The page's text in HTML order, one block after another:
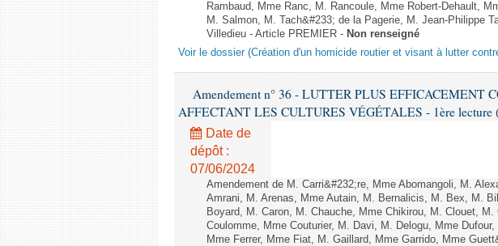
Rambaud, Mme Ranc, M. Rancoule, Mme Robert-Dehault,
M. Salmon, M. Tach&#233; de la Pagerie, M. Jean-Philippe
Villedieu - Article PREMIER - Non renseigné
Voir le dossier (Création d'un homicide routier et visant à lutter
Amendement n° 36 - LUTTER PLUS EFFICACEMENT
AFFECTANT LES CULTURES VÉGÉTALES - 1ère lecture
Date de
dépôt :
07/06/2024
Amendement de M. Carri&#232;re, Mme Abomangoli, M.
Amrani, M. Arenas, Mme Autain, M. Bernalicis, M. Bex, M.
Boyard, M. Caron, M. Chauche, Mme Chikirou, M. Clouet,
Coulomme, Mme Couturier, M. Davi, M. Delogu, Mme
Mme Ferrer, Mme Fiat, M. Gaillard, Mme Garrido, Mme